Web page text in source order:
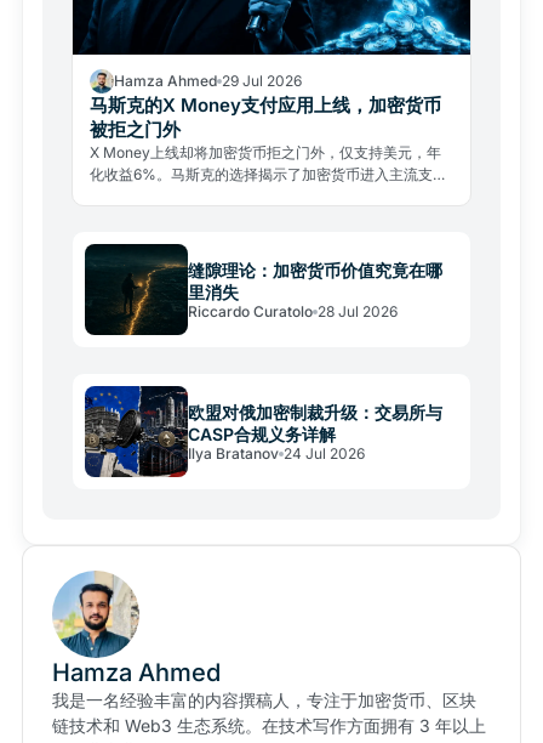
Hamza Ahmed 29 Jul 2026
马斯克的X Money支付应用上线，加密货币
被拒之门外
X Money上线却将加密货币拒之门外，仅支持美元，年
化收益6%。马斯克的选择揭示了加密货币进入主流支付
缝隙理论：加密货币价值究竟在哪
里消失
Riccardo Curatolo 28 Jul 2026
欧盟对俄加密制裁升级：交易所与
CASP合规义务详解
Ilya Bratanov 24 Jul 2026
Hamza Ahmed
我是一名经验丰富的内容撰稿人，专注于加密货币、区块
链技术和 Web3 生态系统。在技术写作方面拥有 3 年以上